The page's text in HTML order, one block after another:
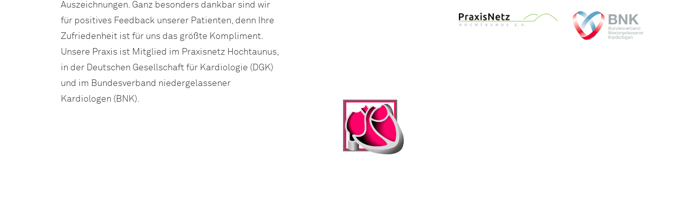
Auszeichnungen. Ganz besonders dankbar sind wir
für positives Feedback unserer Patienten, denn Ihre
Zufriedenheit ist für uns das größte Kompliment.
Unsere Praxis ist Mitglied im Praxisnetz Hochtaunus,
in der Deutschen Gesellschaft für Kardiologie (DGK)
und im Bundesverband niedergelassener
Kardiologen (BNK).